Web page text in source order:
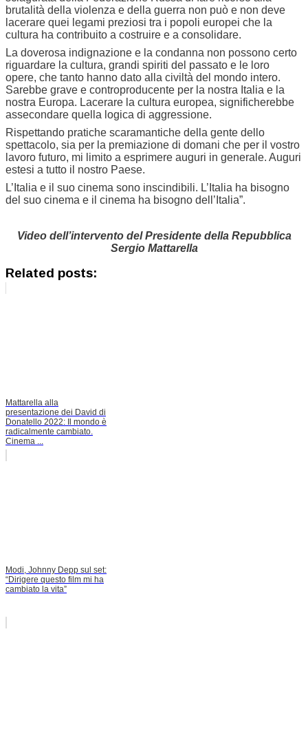
brutalità della violenza e della guerra non può e non deve
lacerare quei legami preziosi tra i popoli europei che la
cultura ha contribuito a costruire e a consolidare.
La doverosa indignazione e la condanna non possono certo
riguardare la cultura, grandi spiriti del passato e le loro
opere, che tanto hanno dato alla civiltà del mondo intero.
Sarebbe grave e controproducente per la nostra Italia e la
nostra Europa. Lacerare la cultura europea, significherebbe
assecondare quella logica di aggressione.
Rispettando pratiche scaramantiche della gente dello
spettacolo, sia per la premiazione di domani che per il vostro
lavoro futuro, mi limito a esprimere auguri in generale. Auguri
estesi a tutto il nostro Paese.
L’Italia e il suo cinema sono inscindibili. L’Italia ha bisogno
del suo cinema e il cinema ha bisogno dell’Italia”.
Video dell’intervento del Presidente della Repubblica
Sergio Mattarella
Related posts:
Mattarella alla
presentazione dei David di
Donatello 2022: Il mondo è
radicalmente cambiato.
Cinema ...
Modi, Johnny Depp sul set:
“Dirigere questo film mi ha
cambiato la vita”